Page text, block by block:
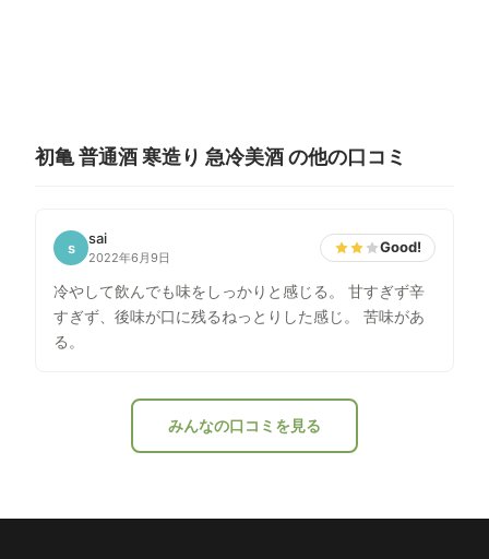
初亀 普通酒 寒造り 急冷美酒 の他の口コミ
s
sai
2022年6月9日
Good!
冷やして飲んでも味をしっかりと感じる。 甘すぎず辛
すぎず、後味が口に残るねっとりした感じ。 苦味があ
る。
みんなの口コミを見る